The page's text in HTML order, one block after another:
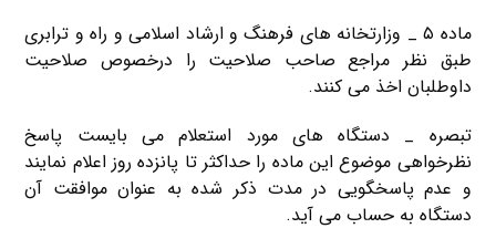
ماده ۵ _ وزارتخانه های فرهنگ و ارشاد اسلامی و راه و ترابری
طبق نظر مراجع صاحب صلاحیت را درخصوص صلاحیت
داوطلبان اخذ می کنند.
تبصره _ دستگاه های مورد استعلام می بایست پاسخ
نظرخواهی موضوع این ماده را حداکثر تا پانزده روز اعلام نمایند
و عدم پاسخگویی در مدت ذکر شده به عنوان موافقت آن
دستگاه به حساب می آید.